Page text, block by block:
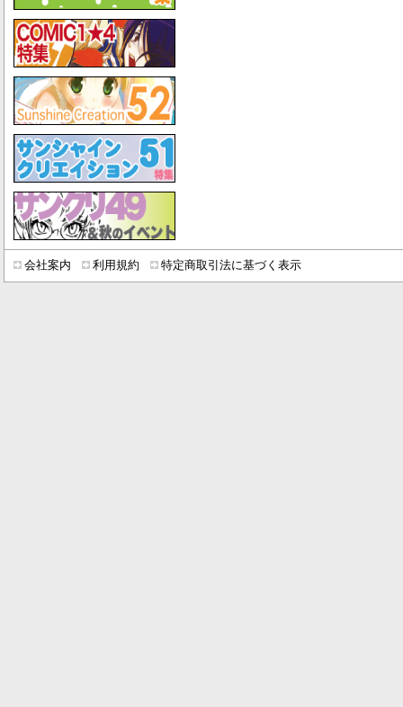
会社案内 利用規約 特定商取引法に基づく表示